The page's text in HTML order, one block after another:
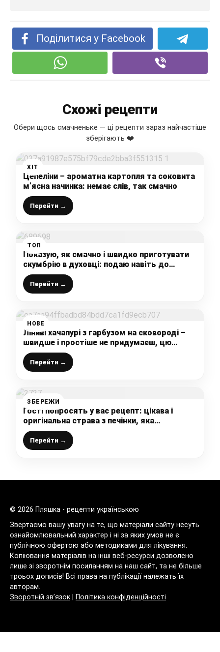
Поділитися у Facebook
Схожі рецепти
Обери щось смачненьке — ці рецепти зараз найчастіше
зберігають ❤️
ХІТ
Цепеліни – ароматна картопля та соковита
м’ясна начинка: немає слів, так смачно
Перейти →
ТОП
Показую, як смачно і швидко приготувати
скумбрію в духовці: подаю навіть до
святкового столу, всі хто пробує просять
рецепт
Перейти →
НОВЕ
Ліниві хачапурі з гарбузом на сковороді –
швидше і простіше не придумаєш, цю
смакоту їдять всі
Перейти →
ЗБЕРЕЖИ
Гості попросять у вас рецепт: цікава і
оригінальна страва з печінки, яка
подобається багатьом, навіть тим, хто
печінку не їсть
Перейти →
© 2026 Пляшка - рецепти українською
Звертаємо вашу увагу на те, що матеріали сайту несуть
ознайомлювальний характер і ні за яких умов не є
публічною офертою або методиками для лікування.
Копіювання матеріалів на інші веб-ресурси дозволено
лише зі зворотнім посиланням на наш сайт, та не більше
троьох дописів! Всі права на публікації належать їх
авторам.
Зворотній зв’язок
Політика конфіденційності